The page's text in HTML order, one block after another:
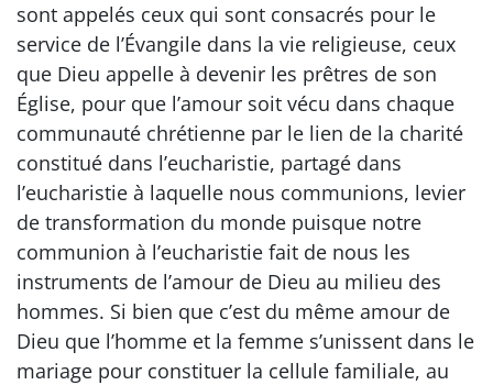
sont appelés ceux qui sont consacrés pour le
service de l’Évangile dans la vie religieuse, ceux
que Dieu appelle à devenir les prêtres de son
Église, pour que l’amour soit vécu dans chaque
communauté chrétienne par le lien de la charité
constitué dans l’eucharistie, partagé dans
l’eucharistie à laquelle nous communions, levier
de transformation du monde puisque notre
communion à l’eucharistie fait de nous les
instruments de l’amour de Dieu au milieu des
hommes. Si bien que c’est du même amour de
Dieu que l’homme et la femme s’unissent dans le
mariage pour constituer la cellule familiale, au